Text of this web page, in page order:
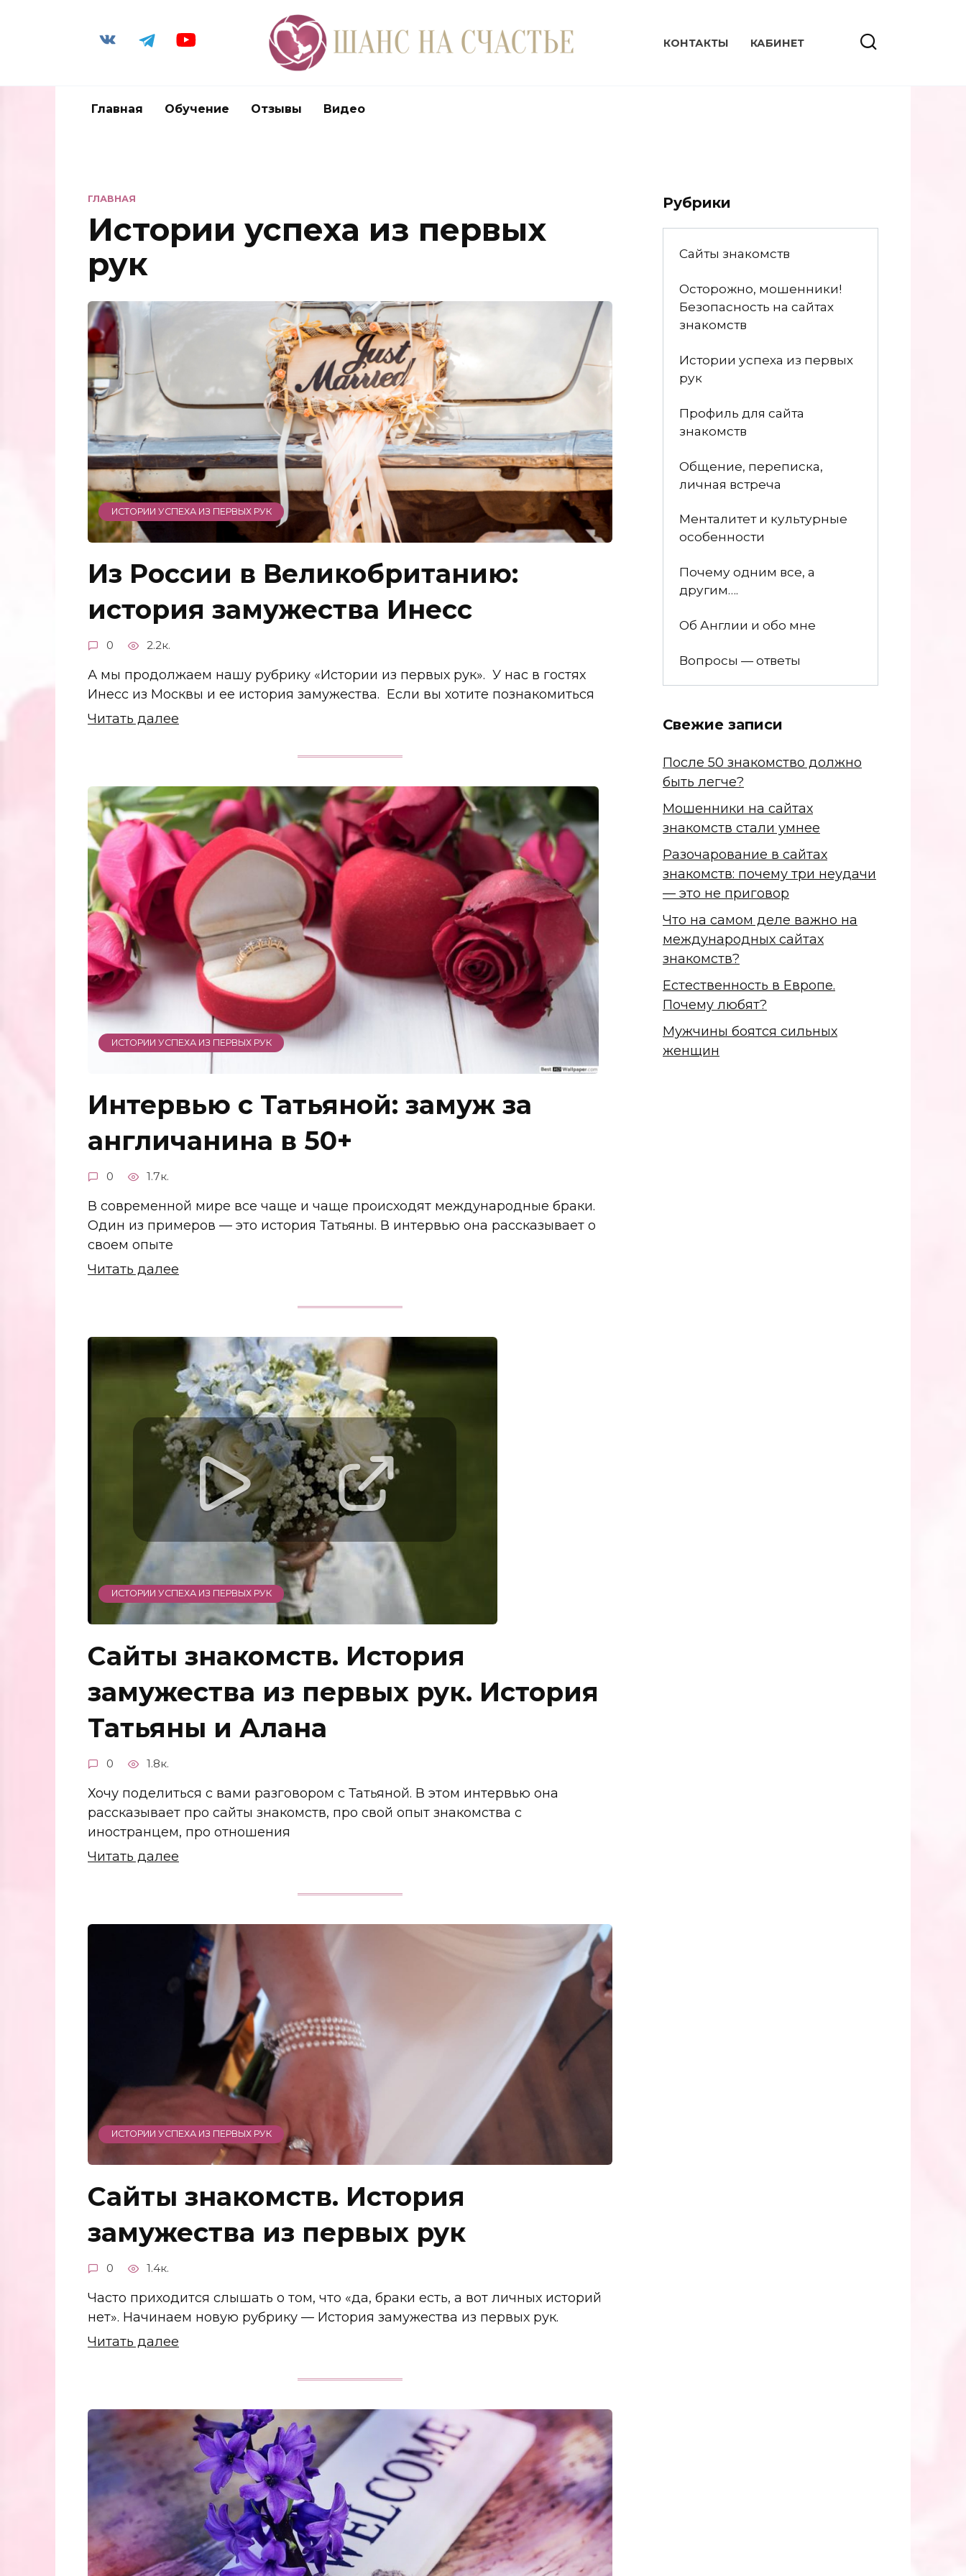
КОНТАКТЫ КАБИНЕТ
Главная Обучение Отзывы Видео
ГЛАВНАЯ
Истории успеха из первых
рук
ИСТОРИИ УСПЕХА ИЗ ПЕРВЫХ РУК
Из России в Великобританию:
история замужества Инесс
0 2.2к.
А мы продолжаем нашу рубрику «Истории из первых рук». У нас в гостях
Инесс из Москвы и ее история замужества. Если вы хотите познакомиться
Читать далее
ИСТОРИИ УСПЕХА ИЗ ПЕРВЫХ РУК
Интервью с Татьяной: замуж за
англичанина в 50+
0 1.7к.
В современной мире все чаще и чаще происходят международные браки.
Один из примеров — это история Татьяны. В интервью она рассказывает о
своем опыте
Читать далее
ИСТОРИИ УСПЕХА ИЗ ПЕРВЫХ РУК
Сайты знакомств. История
замужества из первых рук. История
Татьяны и Алана
0 1.8к.
Хочу поделиться с вами разговором с Татьяной. В этом интервью она
рассказывает про сайты знакомств, про свой опыт знакомства с
иностранцем, про отношения
Читать далее
ИСТОРИИ УСПЕХА ИЗ ПЕРВЫХ РУК
Сайты знакомств. История
замужества из первых рук
0 1.4к.
Часто приходится слышать о том, что «да, браки есть, а вот личных историй
нет». Начинаем новую рубрику — История замужества из первых рук.
Читать далее
Рубрики
Сайты знакомств
Осторожно, мошенники!
Безопасность на сайтах
знакомств
Истории успеха из первых
рук
Профиль для сайта
знакомств
Общение, переписка,
личная встреча
Менталитет и культурные
особенности
Почему одним все, а
другим….
Об Англии и обо мне
Вопросы — ответы
Свежие записи
После 50 знакомство должно
быть легче?
Мошенники на сайтах
знакомств стали умнее
Разочарование в сайтах
знакомств: почему три неудачи
— это не приговор
Что на самом деле важно на
международных сайтах
знакомств?
Естественность в Европе.
Почему любят?
Мужчины боятся сильных
женщин